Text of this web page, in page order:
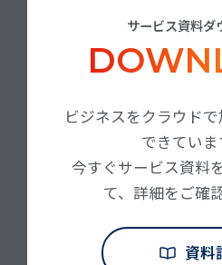
サービス資料ダ
ビジネスをクラウド
できていま
今すぐサービス資料
て、詳細をご確
資料